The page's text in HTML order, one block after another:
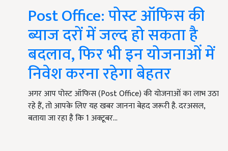
Post Office: पोस्ट ऑफिस की
ब्याज दरों में जल्द हो सकता है
बदलाव, फिर भी इन योजनाओं में
निवेश करना रहेगा बेहतर
अगर आप पोस्ट ऑफिस (Post Office) की योजनाओं का लाभ उठा
रहे हैं, तो आपके लिए यह खबर जानना बेहद जरूरी है. दरअसल,
बताया जा रहा है कि 1 अक्टूबर…